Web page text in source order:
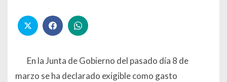
En la Junta de Gobierno del pasado día 8 de
marzo se ha declarado exigible como gasto